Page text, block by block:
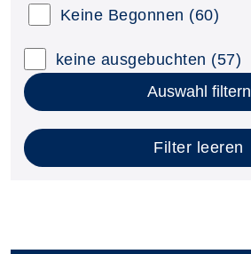
Keine Begonnen (60)
keine ausgebuchten (57)
Auswahl filtern
Filter leeren